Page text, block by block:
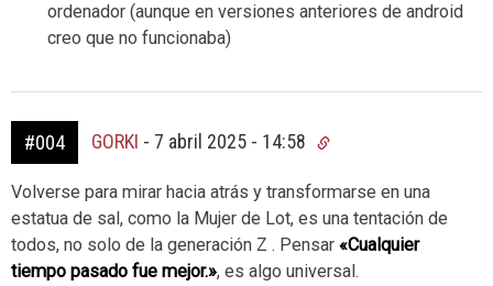
ordenador (aunque en versiones anteriores de android
creo que no funcionaba)
#004 GORKI - 7 abril 2025 - 14:58
Volverse para mirar hacia atrás y transformarse en una
estatua de sal, como la Mujer de Lot, es una tentación de
todos, no solo de la generación Z . Pensar «Cualquier
tiempo pasado fue mejor.», es algo universal.